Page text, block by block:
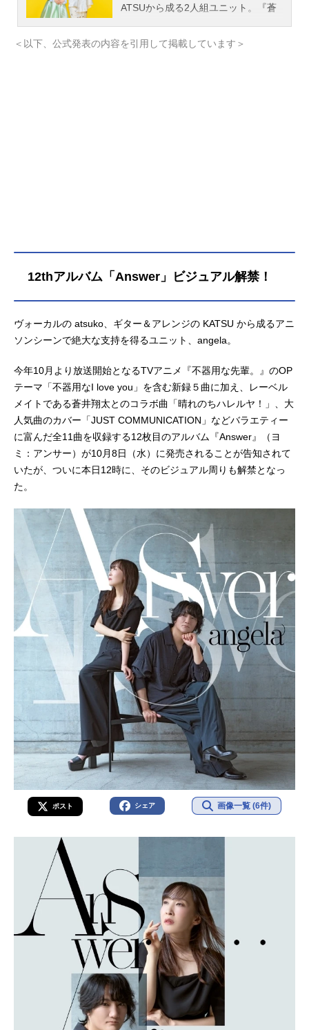
ATSUから成る2人組ユニット。『蒼
の騎士』のOPなど人気のアニメ作品
＜以下、公式発表の内容を引用して掲載しています＞
12thアルバム「Answer」ビジュアル解禁！
ヴォーカルの atsuko、ギター＆アレンジの KATSU から成るアニ
ソンシーンで絶大な支持を得るユニット、angela。
今年10月より放送開始となるTVアニメ『不器用な先輩。』のOP
テーマ「不器用なI love you」を含む新録５曲に加え、レーベル
メイトである蒼井翔太とのコラボ曲「晴れのちハレルヤ！」、大
人気曲のカバー「JUST COMMUNICATION」などバラエティー
に富んだ全11曲を収録する12枚目のアルバム『Answer』（ヨ
ミ：アンサー）が10月8日（水）に発売されることが告知されて
いたが、ついに本日12時に、そのビジュアル周りも解禁となっ
た。
ポスト シェア 画像一覧 (6件)